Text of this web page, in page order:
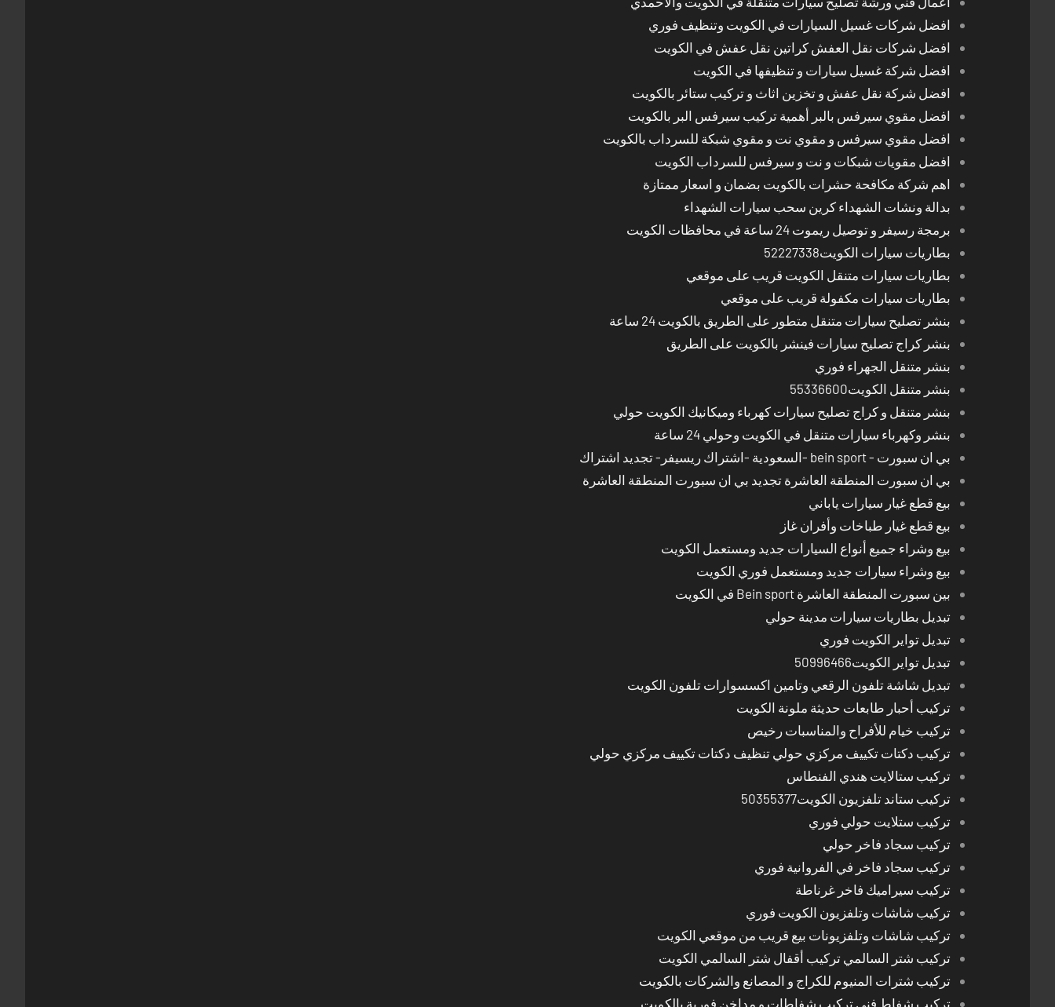
افضل شركات غسيل السيارات في الكويت وتنظيف فوري
افضل شركات نقل العفش كراتين نقل عفش في الكويت
افضل شركة غسيل سيارات و تنظيفها في الكويت
افضل شركة نقل عفش و تخزين اثاث و تركيب ستائر بالكويت
افضل مقوي سيرفس بالبر أهمية تركيب سيرفس البر بالكويت
افضل مقوي سيرفس و مقوي نت و مقوي شبكة للسرداب بالكويت
افضل مقويات شبكات و نت و سيرفس للسرداب الكويت
اهم شركة مكافحة حشرات بالكويت بضمان و اسعار ممتازة
بدالة ونشات الشهداء كرين سحب سيارات الشهداء
برمجة رسيفر و توصيل ريموت 24 ساعة في محافظات الكويت
بطاريات سيارات الكويت52227338
بطاريات سيارات متنقل الكويت قريب على موقعي
بطاريات سيارات مكفولة قريب على موقعي
بنشر تصليح سيارات متنقل متطور على الطريق بالكويت 24 ساعة
بنشر كراج تصليح سيارات فينشر بالكويت على الطريق
بنشر متنقل الجهراء فوري
بنشر متنقل الكويت55336600
بنشر متنقل و كراج تصليح سيارات كهرباء وميكانيك الكويت حولي
بنشر وكهرباء سيارات متنقل في الكويت وحولي 24 ساعة
بي ان سبورت - bein sport -السعودية -اشتراك ريسيفر- تجديد اشتراك
بي ان سبورت المنطقة العاشرة تجديد بي ان سبورت المنطقة العاشرة
بيع قطع غيار سيارات ياباني
بيع قطع غيار طباخات وأفران غاز
بيع وشراء جميع أنواع السيارات جديد ومستعمل الكويت
بيع وشراء سيارات جديد ومستعمل فوري الكويت
بين سبورت المنطقة العاشرة Bein sport في الكويت
تبديل بطاريات سيارات مدينة حولي
تبديل تواير الكويت فوري
تبديل تواير الكويت50996466
تبديل شاشة تلفون الرقعي وتامين اكسسوارات تلفون الكويت
تركيب أحبار طابعات حديثة ملونة الكويت
تركيب خيام للأفراح والمناسبات رخيص
تركيب دكتات تكييف مركزي حولي تنظيف دكتات تكييف مركزي حولي
تركيب ستالايت هندي الفنطاس
تركيب ستاند تلفزيون الكويت50355377
تركيب ستلايت حولي فوري
تركيب سجاد فاخر حولي
تركيب سجاد فاخر في الفروانية فوري
تركيب سيراميك فاخر غرناطة
تركيب شاشات وتلفزيون الكويت فوري
تركيب شاشات وتلفزيونات بيع قريب من موقعي الكويت
تركيب شتر السالمي تركيب أقفال شتر السالمي الكويت
تركيب شترات المنيوم للكراج و المصانع والشركات بالكويت
تركيب شفاط فني تركيب شفاطات و مداخن فورية بالكويت